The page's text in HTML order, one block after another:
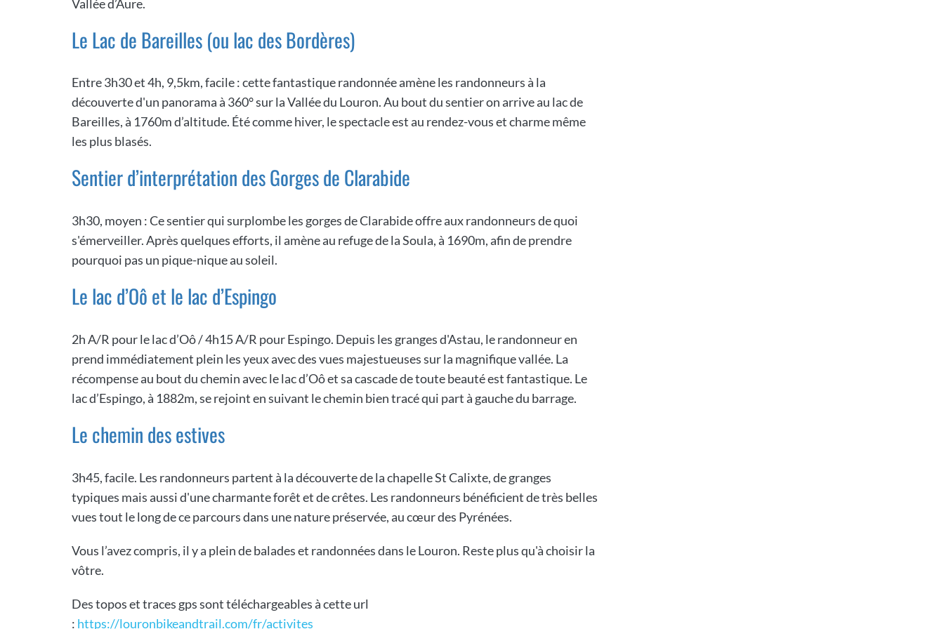
Vallée d’Aure.
Le Lac de Bareilles (ou lac des Bordères)
Entre 3h30 et 4h, 9,5km, facile : cette fantastique randonnée amène les randonneurs à la
découverte d'un panorama à 360° sur la Vallée du Louron. Au bout du sentier on arrive au lac de
Bareilles, à 1760m d’altitude. Été comme hiver, le spectacle est au rendez-vous et charme même
les plus blasés.
Sentier d’interprétation des Gorges de Clarabide
3h30, moyen : Ce sentier qui surplombe les gorges de Clarabide offre aux randonneurs de quoi
s'émerveiller. Après quelques efforts, il amène au refuge de la Soula, à 1690m, afin de prendre
pourquoi pas un pique-nique au soleil.
Le lac d’Oô et le lac d’Espingo
2h A/R pour le lac d’Oô / 4h15 A/R pour Espingo. Depuis les granges d'Astau, le randonneur en
prend immédiatement plein les yeux avec des vues majestueuses sur la magnifique vallée. La
récompense au bout du chemin avec le lac d’Oô et sa cascade de toute beauté est fantastique. Le
lac d’Espingo, à 1882m, se rejoint en suivant le chemin bien tracé qui part à gauche du barrage.
Le chemin des estives
3h45, facile. Les randonneurs partent à la découverte de la chapelle St Calixte, de granges
typiques mais aussi d'une charmante forêt et de crêtes. Les randonneurs bénéficient de très belles
vues tout le long de ce parcours dans une nature préservée, au cœur des Pyrénées.
Vous l’avez compris, il y a plein de balades et randonnées dans le Louron. Reste plus qu'à choisir la
vôtre.
Des topos et traces gps sont téléchargeables à cette url
: https://louronbikeandtrail.com/fr/activites